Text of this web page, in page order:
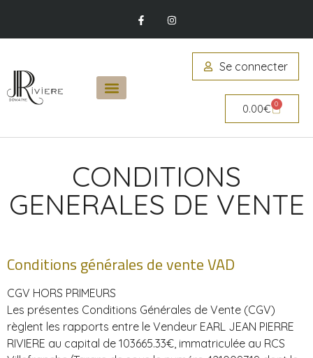
Se connecter
0.00€ 0
CONDITIONS
GENERALES DE VENTE
Conditions générales de vente VAD
CGV HORS PRIMEURS
Les présentes Conditions Générales de Vente (CGV)
règlent les rapports entre le Vendeur EARL JEAN PIERRE
RIVIERE au capital de 103665.33€, immatriculée au RCS